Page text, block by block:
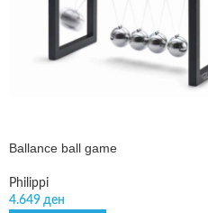
Ballance ball game
Philippi
4.649 ден